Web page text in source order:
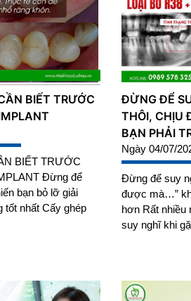
BIẾT TRƯỚC
BIẾT TRƯỚC
Đừng để
bạn bỏ lỡ giải
tốt nhất Cấy ghép
ĐỪNG ĐỂ
THÔI, CHỊU
BẠN PHẢI
Ngày 04/07/
Đừng để suy
được mà…”
hơn Rất nhiều
suy nghĩ khi